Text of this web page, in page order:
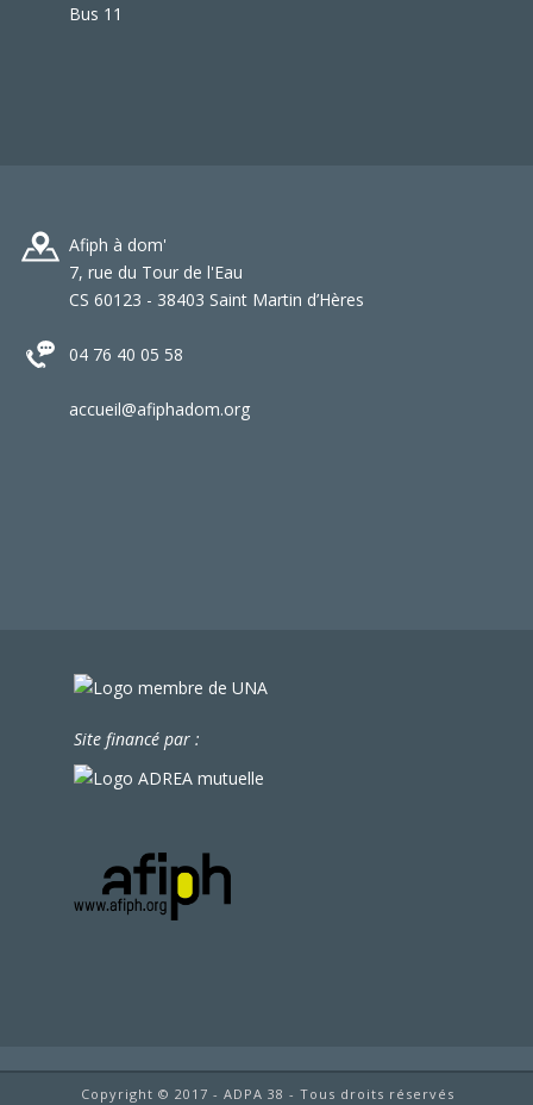
Bus 11
Afiph à dom'
7, rue du Tour de l'Eau
CS 60123 - 38403 Saint Martin d’Hères
04 76 40 05 58
accueil@afiphadom.org
Site financé par :
Copyright © 2017 - ADPA 38 - Tous droits réservés